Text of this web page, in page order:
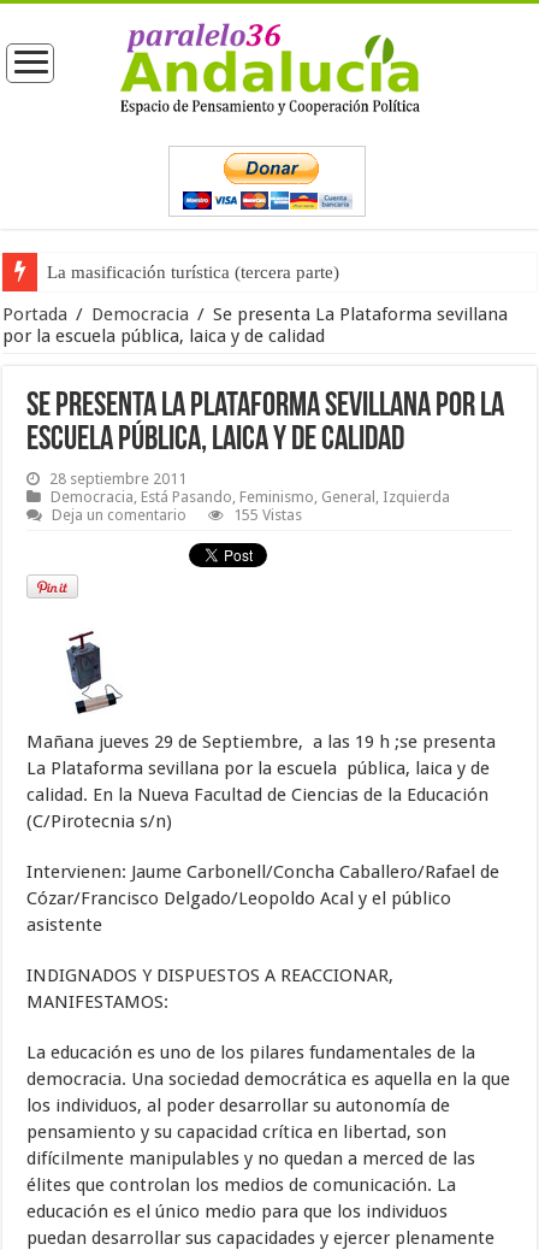
La masificación turística (tercera parte)
La opinión pública ante las próximas elecciones generales
Portada / Democracia / Se presenta La Plataforma sevillana
por la escuela pública, laica y de calidad
Se presenta La Plataforma sevillana por la
escuela pública, laica y de calidad
28 septiembre 2011
Democracia, Está Pasando, Feminismo, General , Izquierda
Deja un comentario
155 Vistas
Mañana jueves 29 de Septiembre, a las 19 h ;se presenta
La Plataforma sevillana por la escuela pública, laica y de
calidad. En la Nueva Facultad de Ciencias de la Educación
(C/Pirotecnia s/n)
Intervienen: Jaume Carbonell/Concha Caballero/Rafael de
Cózar/Francisco Delgado/Leopoldo Acal y el público
asistente
INDIGNADOS Y DISPUESTOS A REACCIONAR,
MANIFESTAMOS:
La educación es uno de los pilares fundamentales de la
democracia. Una sociedad democrática es aquella en la que
los individuos, al poder desarrollar su autonomía de
pensamiento y su capacidad crítica en libertad, son
difícilmente manipulables y no quedan a merced de las
élites que controlan los medios de comunicación. La
educación es el único medio para que los individuos
puedan desarrollar sus capacidades y ejercer plenamente